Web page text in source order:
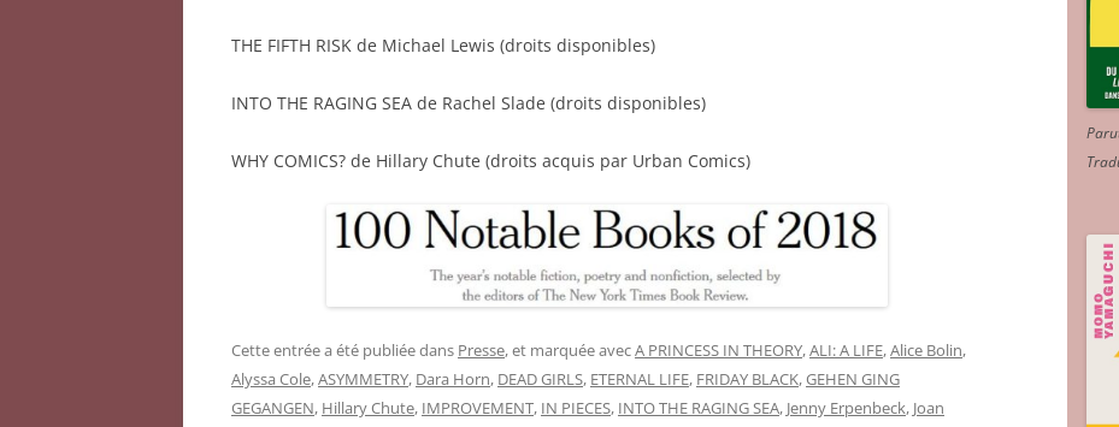
THE FIFTH RISK de Michael Lewis (droits disponibles)
INTO THE RAGING SEA de Rachel Slade (droits disponibles)
WHY COMICS? de Hillary Chute (droits acquis par Urban Comics)
Cette entrée a été publiée dans Presse, et marquée avecA PRINCESS IN THEORY,ALI: A LIFE,Alice Bolin,
Alyssa Cole,ASYMMETRY, Dara Horn, DEAD GIRLS, ETERNAL LIFE, FRIDAY BLACK,GEHEN GING
GEGANGEN, Hillary Chute, IMPROVEMENT, IN PIECES, INTO THE RAGING SEA, Jenny Erpenbeck, Joan